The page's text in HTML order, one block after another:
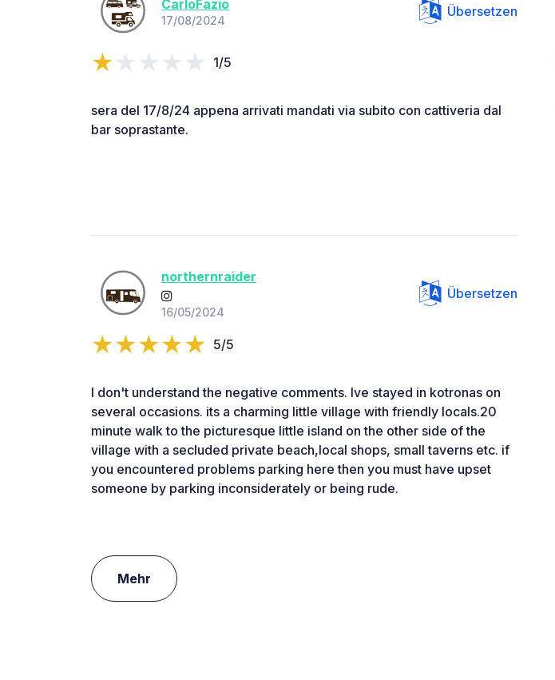
CarloFazio
17/08/2024
Übersetzen
1/5
sera del 17/8/24 appena arrivati mandati via subito con cattiveria dal
bar soprastante.
northernraider
16/05/2024
Übersetzen
5/5
I don't understand the negative comments. Ive stayed in kotronas on
several occasions. its a charming little village with friendly locals.20
minute walk to the picturesque little island on the other side of the
village with a secluded private beach,local shops, small taverns etc. if
you encountered problems parking here then you must have upset
someone by parking inconsiderately or being rude.
Mehr